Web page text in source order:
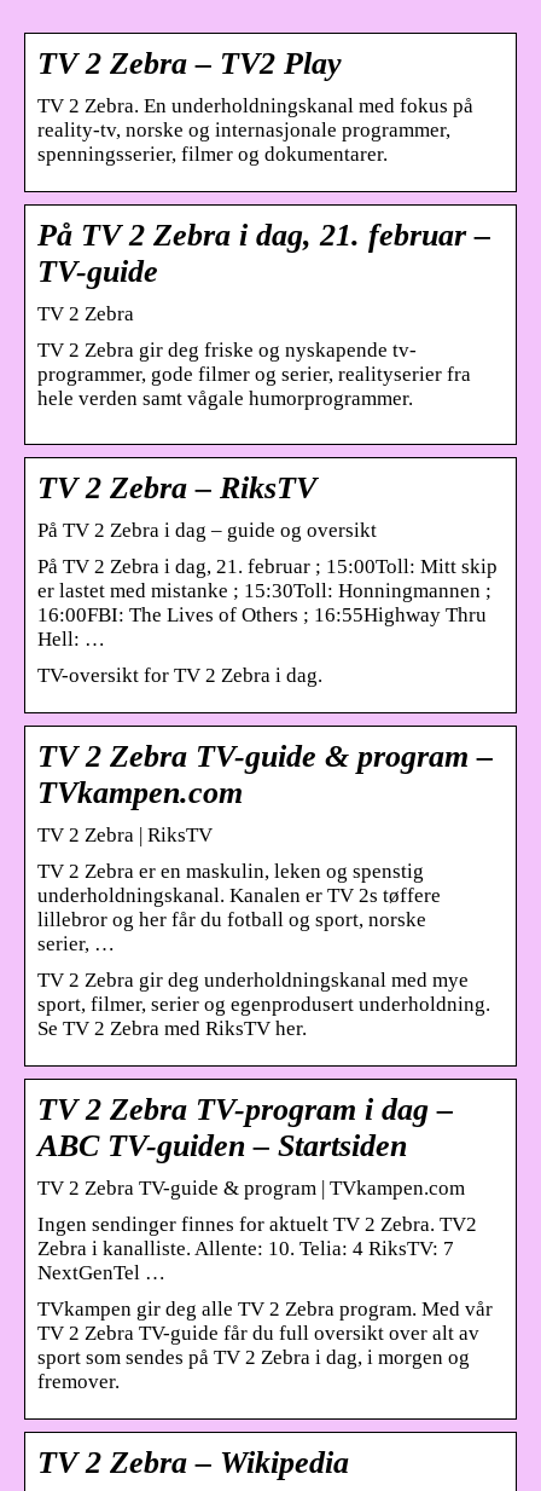
TV 2 Zebra – TV2 Play
TV 2 Zebra. En underholdningskanal med fokus på
reality-tv, norske og internasjonale programmer,
spenningsserier, filmer og dokumentarer.
På TV 2 Zebra i dag, 21. februar –
TV-guide
TV 2 Zebra
TV 2 Zebra gir deg friske og nyskapende tv-
programmer, gode filmer og serier, realityserier fra
hele verden samt vågale humorprogrammer.
TV 2 Zebra – RiksTV
På TV 2 Zebra i dag – guide og oversikt
På TV 2 Zebra i dag, 21. februar ; 15:00Toll: Mitt skip
er lastet med mistanke ; 15:30Toll: Honningmannen ;
16:00FBI: The Lives of Others ; 16:55Highway Thru
Hell: …
TV-oversikt for TV 2 Zebra i dag.
TV 2 Zebra TV-guide & program –
TVkampen.com
TV 2 Zebra | RiksTV
TV 2 Zebra er en maskulin, leken og spenstig
underholdningskanal. Kanalen er TV 2s tøffere
lillebror og her får du fotball og sport, norske
serier, …
TV 2 Zebra gir deg underholdningskanal med mye
sport, filmer, serier og egenprodusert underholdning.
Se TV 2 Zebra med RiksTV her.
TV 2 Zebra TV-program i dag –
ABC TV-guiden – Startsiden
TV 2 Zebra TV-guide & program | TVkampen.com
Ingen sendinger finnes for aktuelt TV 2 Zebra. TV2
Zebra i kanalliste. Allente: 10. Telia: 4 RiksTV: 7
NextGenTel …
TVkampen gir deg alle TV 2 Zebra program. Med vår
TV 2 Zebra TV-guide får du full oversikt over alt av
sport som sendes på TV 2 Zebra i dag, i morgen og
fremover.
TV 2 Zebra – Wikipedia